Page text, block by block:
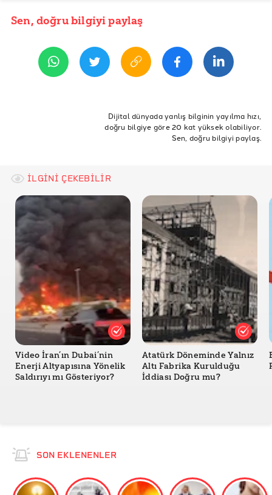
YAYIN TARİHİ
Enerji Verimliliği Strateji Planı
Sen, doğru bilgiyi paylaş
Dijital dünyada yanlış bilginin yayılma hızı,
doğru bilgiye göre 20 kat yüksek olabiliyor.
Sen, doğru bilgiyi paylaş.
İLGİNİ ÇEKEBİLİR
Video İran’ın Dubai’nin
Enerji Altyapısına Yönelik
Saldırıyı mı Gösteriyor?
Atatürk Döneminde Yalnız
Altı Fabrika Kurulduğu
İddiası Doğru mu?
SON EKLENENLER